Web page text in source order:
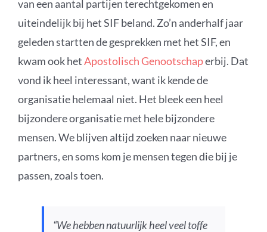
van een aantal partijen terechtgekomen en
uiteindelijk bij het SIF beland. Zo’n anderhalf jaar
geleden startten de gesprekken met het SIF, en
kwam ook hetApostolisch Genootschaperbij. Dat
vond ik heel interessant, want ik kende de
organisatie helemaal niet. Het bleek een heel
bijzondere organisatie met hele bijzondere
mensen. We blijven altijd zoeken naar nieuwe
partners, en soms kom je mensen tegen die bij je
passen, zoals toen.
“We hebben natuurlijk heel veel toffe